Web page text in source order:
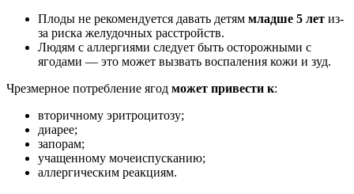
Плоды не рекомендуется давать детям младше 5 лет из-
за риска желудочных расстройств.
Людям с аллергиями следует быть осторожными с
ягодами — это может вызвать воспаления кожи и зуд.
Чрезмерное потребление ягод может привести к:
вторичному эритроцитозу;
диарее;
запорам;
учащенному мочеиспусканию;
аллергическим реакциям.